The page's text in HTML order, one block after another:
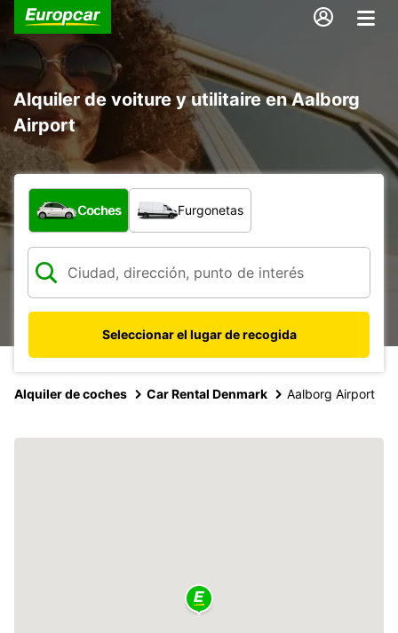
Alquiler de voiture y utilitaire en Aalborg
Airport
¿Qué tipo de vehículo?
Coches Furgonetas
Seleccionar el lugar de recogida
Alquiler de coches Car Rental Denmark Aalborg Airport